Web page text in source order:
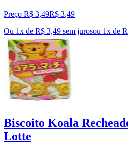
Preço R$ 3,49R$ 3,49
Ou 1x de R$ 3,49 sem jurosou 1x de
Biscoito Koala
Lotte